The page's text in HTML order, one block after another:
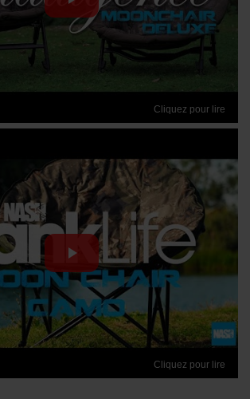
Cliquez pour lire
Cliquez pour lire